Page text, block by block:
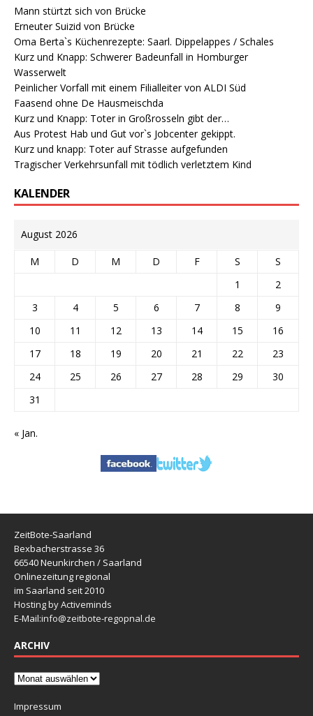
Mann stürtzt sich von Brücke
Erneuter Suizid von Brücke
Oma Berta`s Küchenrezepte: Saarl. Dippelappes / Schales
Kurz und Knapp: Schwerer Badeunfall in Homburger
Wasserwelt
Peinlicher Vorfall mit einem Filialleiter von ALDI Süd
Faasend ohne De Hausmeischda
Kurz und Knapp: Toter in Großrosseln gibt der…
Aus Protest Hab und Gut vor`s Jobcenter gekippt.
Kurz und knapp: Toter auf Strasse aufgefunden
Tragischer Verkehrsunfall mit tödlich verletztem Kind
KALENDER
August 2026
M D M D F S
S
1
2
3
4 5 6 7 8
9
10
11 12 13 14 15
16
17
18 19 20 21 22
23
24
25 26 27 28 29
30
31
« Jan.
ZeitBote-Saarland
Bexbacherstrasse 36
66540 Neunkirchen / Saarland
Onlinezeitung regional
im Saarland seit 2010
Hosting by Activeminds
E-Mail:info@zeitbote-regopnal.de
ARCHIV
Impressum